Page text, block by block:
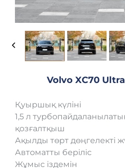
Volvo XC70
Қуыршық күліні
1,5 л
қозғалтқыш
Ақылды төрт дөңгелекті
Автоматты беріліс
Жұмыс іздемін